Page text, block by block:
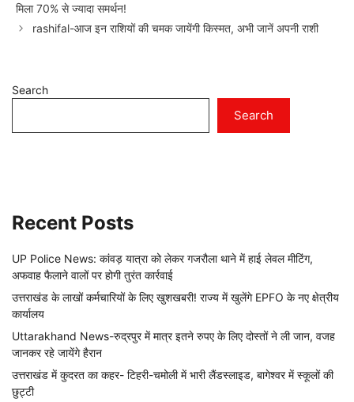
मिला 70% से ज्यादा समर्थन!
rashifal-आज इन राशियों की चमक जायेंगी किस्मत, अभी जानें अपनी राशी
Search
Search
Recent Posts
UP Police News: कांवड़ यात्रा को लेकर गजरौला थाने में हाई लेवल मीटिंग,
अफवाह फैलाने वालों पर होगी तुरंत कार्रवाई
उत्तराखंड के लाखों कर्मचारियों के लिए खुशखबरी! राज्य में खुलेंगे EPFO के नए क्षेत्रीय
कार्यालय
Uttarakhand News-रुद्रपुर में मात्र इतने रुपए के लिए दोस्तों ने ली जान, वजह
जानकर रहे जायेंगे हैरान
उत्तराखंड में कुदरत का कहर- टिहरी-चमोली में भारी लैंडस्लाइड, बागेश्वर में स्कूलों की
छुट्टी